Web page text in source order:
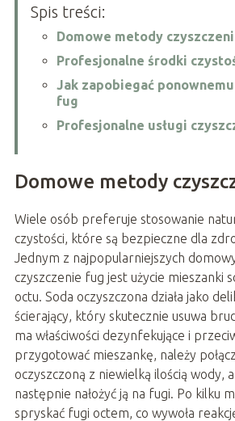
Spis treści:
Domowe metody
Profesjonalne środki
Jak zapobiegać
fug
Profesjonalne usługi
Domowe metody
Wiele osób preferuje stosowanie
czystości, które są bezpieczne dla
Jednym z najpopularniejszych
czyszczenie fug jest użycie mieszanki
octu. Soda oczyszczona działa jako
ścierający, który skutecznie usuwa
ma właściwości dezynfekujące i
przygotować mieszankę, należy
oczyszczoną z niewielką ilością wody,
następnie nałożyć ją na fugi. Po kilku
spryskać fugi octem, co wywoła